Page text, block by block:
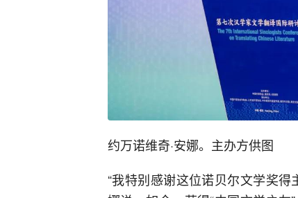
约万诺维奇·安娜。主办方供图
“我特别感谢这位诺贝尔文学奖